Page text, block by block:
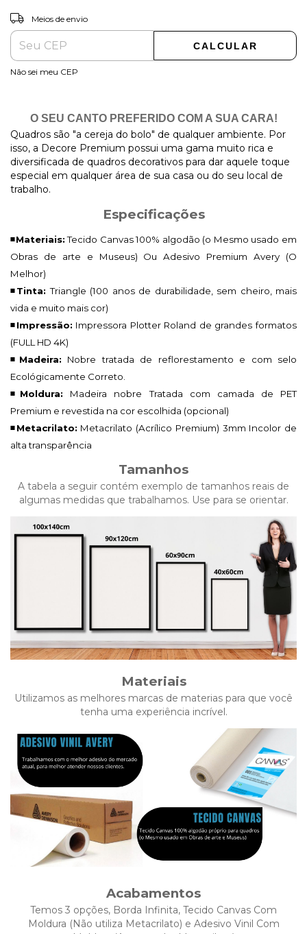
Entregas para o CEP:
Meios de envio
CALCULAR
Não sei meu CEP
O SEU CANTO PREFERIDO COM A SUA CARA!
Quadros são "a cereja do bolo" de qualquer ambiente. Por
isso, a Decore Premium possui uma gama muito rica e
diversificada de quadros decorativos para dar aquele toque
especial em qualquer área de sua casa ou do seu local de
trabalho.
Especificações
◾Materiais:Tecido Canvas 100% algodão (o Mesmo usado em
Obras de arte e Museus) Ou Adesivo Premium Avery (O
Melhor)
◾Tinta: Triangle (100 anos de durabilidade, sem cheiro, mais
vida e muito mais cor)
◾Impressão: Impressora Plotter Roland de grandes formatos
(FULL HD 4K)
◾Madeira: Nobre tratada de reflorestamento e com selo
Ecológicamente Correto.
◾Moldura: Madeira nobre Tratada com camada de PET
Premium e revestida na cor escolhida (opcional)
◾Metacrilato: Metacrilato (Acrílico Premium) 3mm Incolor de
alta transparência
Tamanhos
A tabela a seguir contém exemplo de tamanhos reais de
algumas medidas que trabalhamos. Use para se orientar.
Materiais
Utilizamos as melhores marcas de materias para que você
tenha uma experiência incrível.
Acabamentos
Temos 3 opções, Borda Infinita, Tecido Canvas Com
Moldura (Não utiliza Metacrilato) e Adesivo Vinil Com